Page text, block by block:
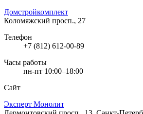
Домстройкомплект
Коломяжский просп., 27
Телефон
+7 (812) 612-00-89
Часы работы
пн-пт 10:00–18:00
Сайт
Эксперт Монолит